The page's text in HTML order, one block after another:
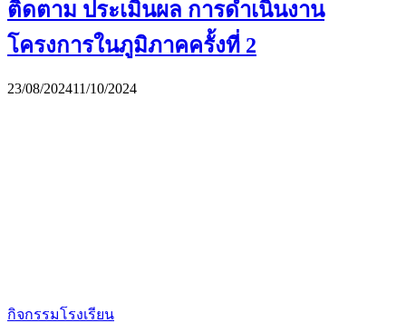
ติดตาม ประเมินผล การดำเนินงาน
โครงการในภูมิภาคครั้งที่ 2
23/08/202411/10/2024
กิจกรรมโรงเรียน